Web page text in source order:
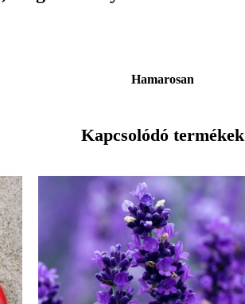
Hamarosan
Kapcsolódó termékek